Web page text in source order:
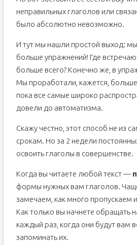
неправильных глаголов или
было абсолютно невозможно.
И тут мы нашли простой выход:
больше упражнений! Где
больше всего? Конечно же, в
Мы проработали, кажется, больше
пока все самые широко
довели до автоматизма.
Скажу честно, этот способ не из
срокам. Но за 2 недели
освоить глаголы в совершенстве.
Когда вы читаете любой текст —
формы нужных вам глаголов.
замечаем, как много пропускаем
Как только вы начнете обращать
каждый раз, когда они будут вам
запоминать их.